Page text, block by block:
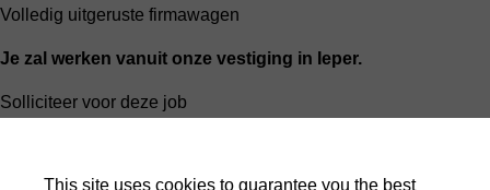
Volledig uitgeruste firmawagen
Je zal werken vanuit onze vestiging in Ieper.
Solliciteer voor deze job
This site uses cookies to guarantee you the best